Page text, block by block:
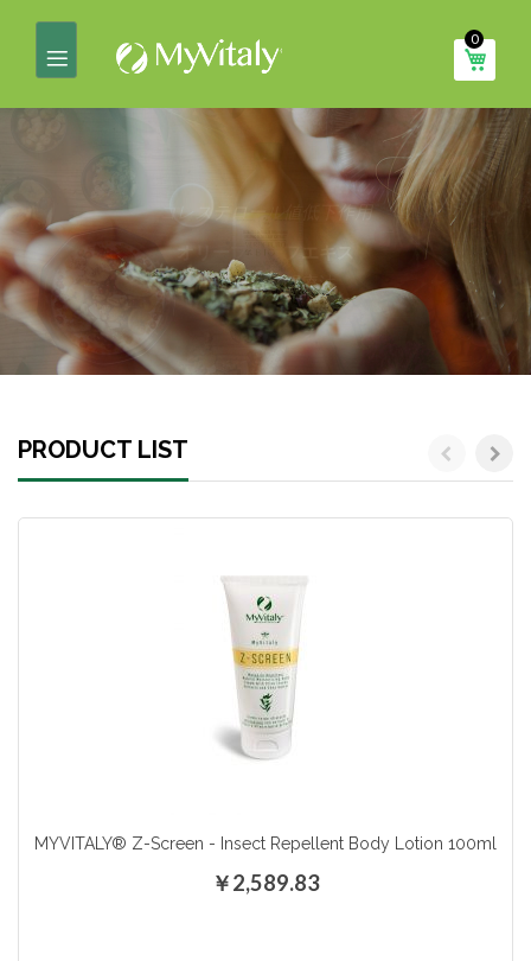
ン
ツ
に
プ
マイ
0
PRODUCT LIST
MYVITALY® Z-Screen - Insect Repellent Body Lotion 100ml
￥2,589.83